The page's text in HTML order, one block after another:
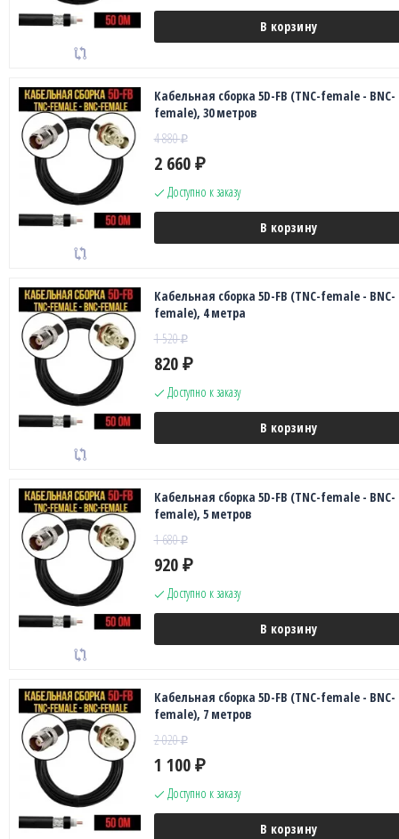
В корзину
Кабельная сборка 5D-FB (TNC-female - BNC-
female), 30 метров
4 880₽
2 660 ₽
Доступно к заказу
В корзину
Кабельная сборка 5D-FB (TNC-female - BNC-
female), 4 метра
1 520₽
820 ₽
Доступно к заказу
В корзину
Кабельная сборка 5D-FB (TNC-female - BNC-
female), 5 метров
1 680₽
920 ₽
Доступно к заказу
В корзину
Кабельная сборка 5D-FB (TNC-female - BNC-
female), 7 метров
2 020₽
1 100 ₽
Доступно к заказу
В корзину